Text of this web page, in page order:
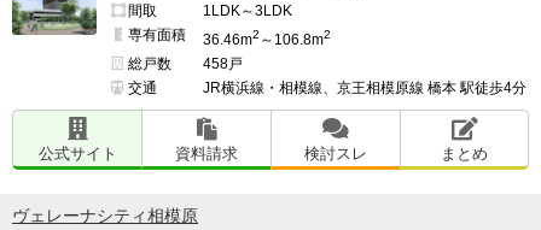
間取
1LDK～3LDK
専有面積
36.46m2 ～106.8m2
総戸数
458戸
交通
JR横浜線・相模線、京王相模原線 橋本 駅徒歩4分
公式サイト 資料請求 検討スレ まとめ
ヴェレーナシティ相模原